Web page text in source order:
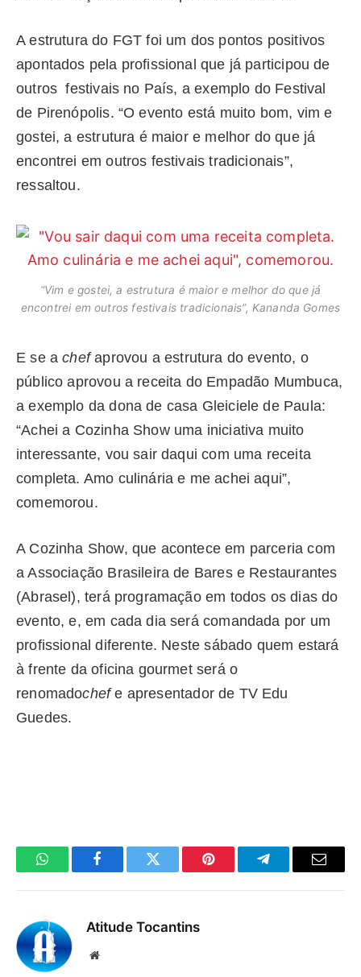
A estrutura do FGT foi um dos pontos positivos
apontados pela profissional que já participou de
outros festivais no País, a exemplo do Festival
de Pirenópolis. “O evento está muito bom, vim e
gostei, a estrutura é maior e melhor do que já
encontrei em outros festivais tradicionais”,
ressaltou.
“Vim e gostei, a estrutura é maior e melhor do que já
encontrei em outros festivais tradicionais”, Kananda Gomes
E se achefaprovou a estrutura do evento, o
público aprovou a receita do Empadão Mumbuca,
a exemplo da dona de casa Gleiciele de Paula:
“Achei a Cozinha Show uma iniciativa muito
interessante, vou sair daqui com uma receita
completa. Amo culinária e me achei aqui”,
comemorou.
A Cozinha Show, que acontece em parceria com
a Associação Brasileira de Bares e Restaurantes
(Abrasel), terá programação em todos os dias do
evento, e, em cada dia será comandada por um
profissional diferente. Neste sábado quem estará
à frente da oficina gourmet será o
renomadochefe apresentador de TV Edu
Guedes.
WhatsAppFacebookTwitter Pinterest TelegramaE-
Atitude Tocantins
Site